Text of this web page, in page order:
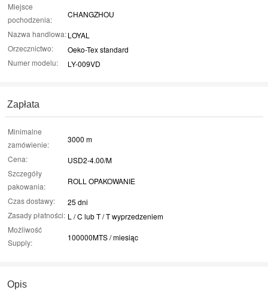
Miejsce
pochodzenia:
CHANGZHOU
Nazwa handlowa:LOYAL
Orzecznictwo:
Oeko-Tex standard
Numer modelu:
LY-009VD
Zapłata
Minimalne
zamówienie:
3000 m
Cena:
USD2-4.00/M
Szczegóły
pakowania:
ROLL OPAKOWANIE
Czas dostawy:
25 dni
Zasady płatności: L / C lub T / T wyprzedzeniem
Możliwość
Supply:
100000MTS / miesiąc
Opis